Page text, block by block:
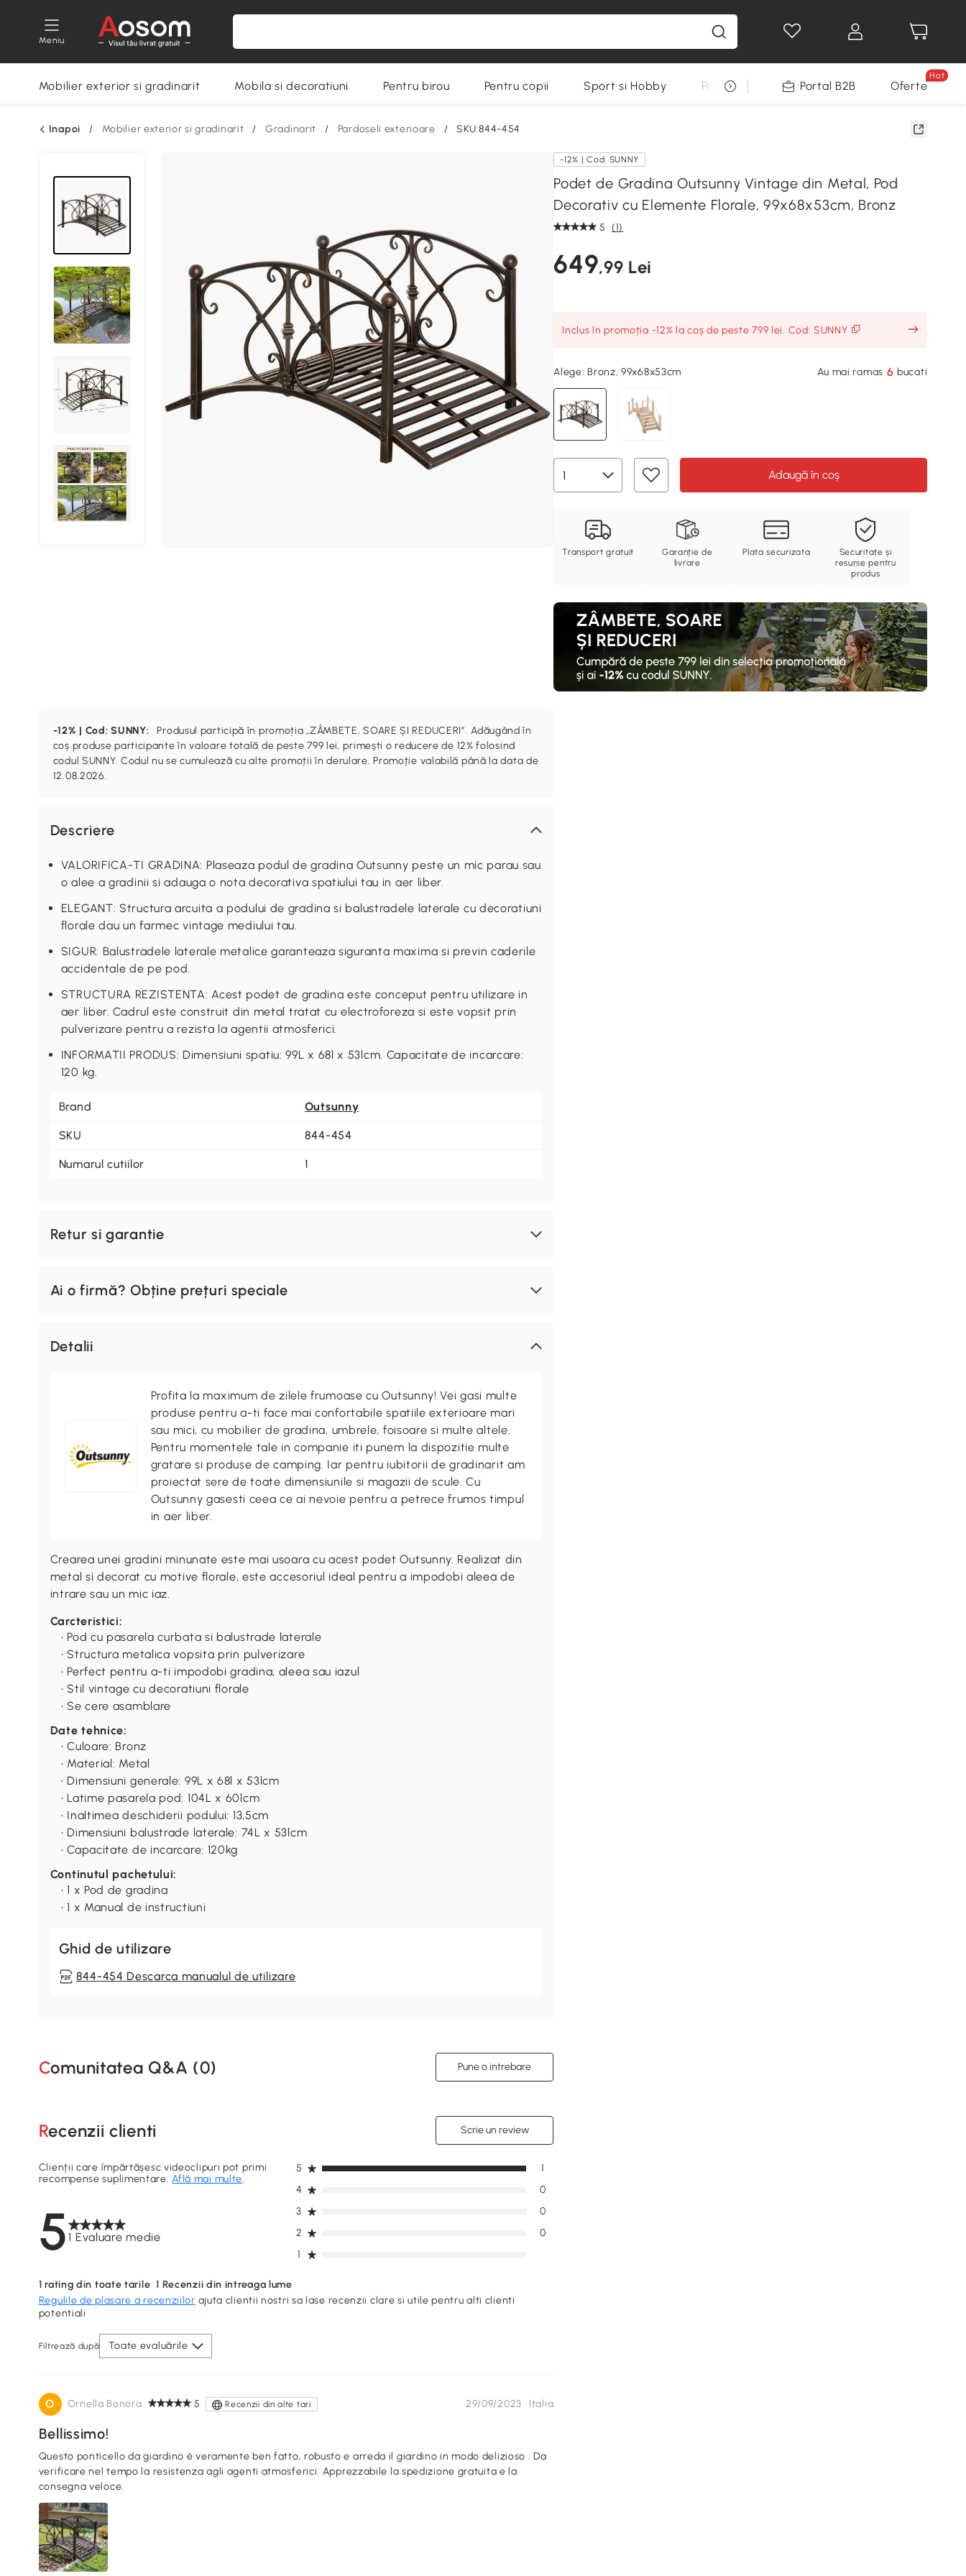
Meniu
Mobilier exterior si gradinarit Mobila si decoratiuni Pentru birou Pentru copii Sport si Hobby Pentru animale Decoratiuni Sarbatori
Portal B2B Oferte
Hot
Inapoi / Mobilier exterior si gradinarit / Gradinarit / Pardoseli exterioare / SKU:844-454
-12% | Cod: SUNNY
Podet de Gradina Outsunny Vintage din Metal, Pod
Decorativ cu Elemente Florale, 99x68x53cm, Bronz
5 (1)
649,99 Lei
Inclus în promoția -12% la coș de peste 799 lei. Cod: SUNNY
Alege:Bronz, 99x68x53cm Au mai ramas 6bucati
Adaugă în coș
Transport gratuit
Garanție de
livrare
Plata securizata
Securitate și
resurse pentru
produs
-12% | Cod: SUNNY:
Produsul participă în promoția „ZÂMBETE, SOARE ȘI REDUCERI”. Adăugând în
coș produse participante în valoare totală de peste 799 lei, primești o reducere de 12% folosind
codul SUNNY. Codul nu se cumulează cu alte promoții în derulare. Promoție valabilă până la data de
12.08.2026.
Descriere
VALORIFICA-TI GRADINA: Plaseaza podul de gradina Outsunny peste un mic parau sau
o alee a gradinii si adauga o nota decorativa spatiului tau in aer liber.
ELEGANT: Structura arcuita a podului de gradina si balustradele laterale cu decoratiuni
florale dau un farmec vintage mediului tau.
SIGUR: Balustradele laterale metalice garanteaza siguranta maxima si previn caderile
accidentale de pe pod.
STRUCTURA REZISTENTA: Acest podet de gradina este conceput pentru utilizare in
aer liber. Cadrul este construit din metal tratat cu electroforeza si este vopsit prin
pulverizare pentru a rezista la agentii atmosferici.
INFORMATII PRODUS: Dimensiuni spatiu: 99L x 68l x 53lcm. Capacitate de incarcare:
120 kg.
Brand Outsunny
SKU 844-454
Numarul cutiilor 1
Retur si garantie
Ai o firmă? Obține prețuri speciale
Detalii
Profita la maximum de zilele frumoase cu Outsunny! Vei gasi multe
produse pentru a-ti face mai confortabile spatiile exterioare mari
sau mici, cu mobilier de gradina, umbrele, foisoare si multe altele.
Pentru momentele tale in companie iti punem la dispozitie multe
gratare si produse de camping. Iar pentru iubitorii de gradinarit am
proiectat sere de toate dimensiunile si magazii de scule. Cu
Outsunny gasesti ceea ce ai nevoie pentru a petrece frumos timpul
in aer liber.
Crearea unei gradini minunate este mai usoara cu acest podet Outsunny. Realizat din
metal si decorat cu motive florale, este accesoriul ideal pentru a impodobi aleea de
intrare sau un mic iaz.
Carcteristici:
• Pod cu pasarela curbata si balustrade laterale
• Structura metalica vopsita prin pulverizare
• Perfect pentru a-ti impodobi gradina, aleea sau iazul
• Stil vintage cu decoratiuni florale
• Se cere asamblare
Date tehnice:
• Culoare: Bronz
• Material: Metal
• Dimensiuni generale: 99L x 68l x 53lcm
• Latime pasarela pod: 104L x 60lcm
• Inaltimea deschiderii podului: 13,5cm
• Dimensiuni balustrade laterale: 74L x 53lcm
• Capacitate de incarcare: 120kg
Continutul pachetului:
• 1 x Pod de gradina
• 1 x Manual de instructiuni
Ghid de utilizare
844-454 Descarca manualul de utilizare
Comunitatea Q&A (0) Pune o intrebare
Recenzii clienti Scrie un review
51 Evaluare medie
Clienții care împărtășesc videoclipuri pot primi
recompense suplimentare.Află mai multe.
1
2 0
3 0
4 0
5 1
1 rating din toate tarile 1 Recenzii din intreaga lume
Regulile de plasare a recenziilor ajuta clientii nostri sa lase recenzii clare si utile pentru alti clienti
potentiali
Filtrează după Toate evaluările
O Ornella Bonora 5 Recenzii din alte tari 29/09/2023 · Italia
Bellissimo!
Questo ponticello da giardino è veramente ben fatto, robusto e arreda il giardino in modo delizioso . Da
verificare nel tempo la resistenza agli agenti atmosferici. Apprezzabile la spedizione gratuita e la
consegna veloce.